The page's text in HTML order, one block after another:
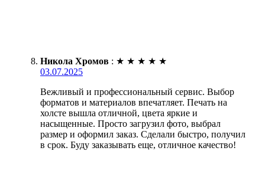
Никола Хромов : ★ ★ ★ ★ ★
03.07.2025
Вежливый и профессиональный сервис. Выбор
форматов и материалов впечатляет. Печать на
холсте вышла отличной, цвета яркие и
насыщенные. Просто загрузил фото, выбрал
размер и оформил заказ. Сделали быстро, получил
в срок. Буду заказывать еще, отличное качество!